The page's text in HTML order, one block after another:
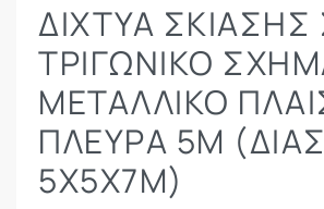
ΔΊΧΤΥΑ ΣΚΊΑΣΗΣ
ΤΡΙΓΩΝΙΚΌ
ΜΕΤΑΛΛΙΚΌ
ΠΛΕΥΡΆ 5Μ
5X5X7Μ)